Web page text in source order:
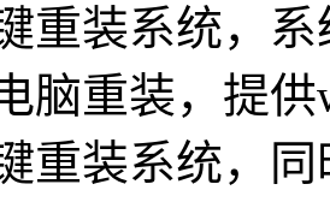
重装系统，
脑重装，提
重装系统，